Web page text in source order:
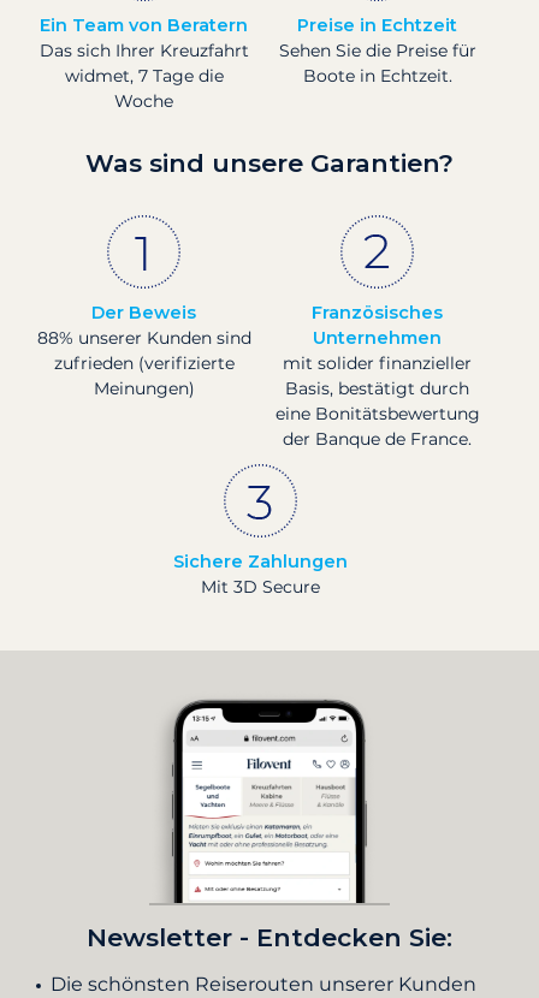
Ein Team von Beratern
Das sich Ihrer Kreuzfahrt
widmet, 7 Tage die
Woche
Preise in Echtzeit
Sehen Sie die Preise für
Boote in Echtzeit.
Was sind unsere Garantien?
Der Beweis
88% unserer Kunden sind
zufrieden (verifizierte
Meinungen)
Französisches
Unternehmen
mit solider finanzieller
Basis, bestätigt durch
eine Bonitätsbewertung
der Banque de France.
Sichere Zahlungen
Mit 3D Secure
Newsletter - Entdecken Sie:
Die schönsten Reiserouten unserer Kunden